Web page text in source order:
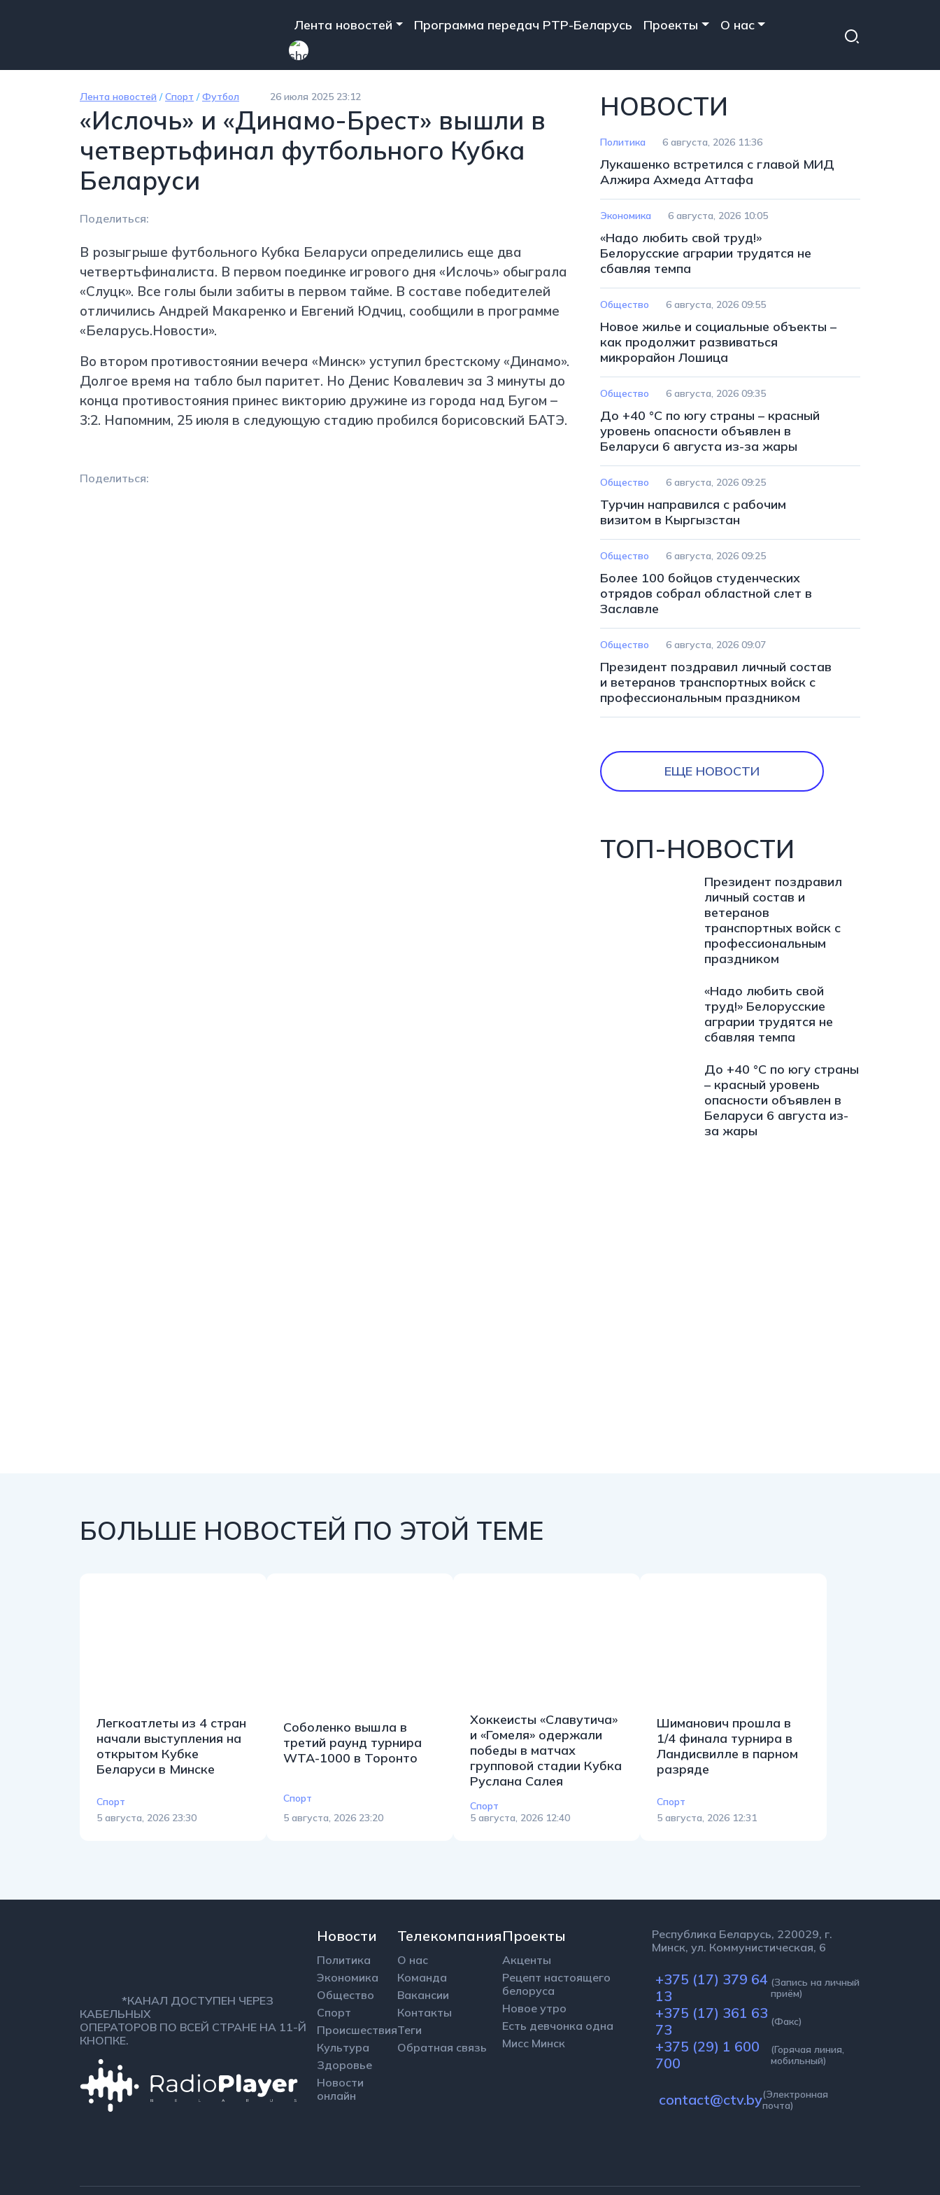
Main navigation
Лента новостей Программа передач РТР-Беларусь Проекты О нас
Лента новостей /Спорт /Футбол 26 июля 2025 23:12
«Ислочь» и «Динамо-Брест» вышли в
четвертьфинал футбольного Кубка
Беларуси
Поделиться:
В розыгрыше футбольного Кубка Беларуси определились еще два
четвертьфиналиста. В первом поединке игрового дня «Ислочь» обыграла
«Слуцк». Все голы были забиты в первом тайме. В составе победителей
отличились Андрей Макаренко и Евгений Юдчиц, сообщили в программе
«Беларусь.Новости».
Во втором противостоянии вечера «Минск» уступил брестскому «Динамо».
Долгое время на табло был паритет. Но Денис Ковалевич за 3 минуты до
конца противостояния принес викторию дружине из города над Бугом –
3:2. Напомним, 25 июля в следующую стадию пробился борисовский БАТЭ.
Поделиться:
НОВОСТИ
Политика 6 августа, 2026 11:36
Лукашенко встретился с главой МИД
Алжира Ахмеда Аттафа
Экономика 6 августа, 2026 10:05
«Надо любить свой труд!»
Белорусские аграрии трудятся не
сбавляя темпа
Общество 6 августа, 2026 09:55
Новое жилье и социальные объекты –
как продолжит развиваться
микрорайон Лошица
Общество 6 августа, 2026 09:35
До +40 °С по югу страны – красный
уровень опасности объявлен в
Беларуси 6 августа из-за жары
Общество 6 августа, 2026 09:25
Турчин направился с рабочим
визитом в Кыргызстан
Общество 6 августа, 2026 09:25
Более 100 бойцов студенческих
отрядов собрал областной слет в
Заславле
Общество 6 августа, 2026 09:07
Президент поздравил личный состав
и ветеранов транспортных войск с
профессиональным праздником
ЕЩЕ НОВОСТИ
ТОП-НОВОСТИ
Президент поздравил
личный состав и
ветеранов
транспортных войск с
профессиональным
праздником
«Надо любить свой
труд!» Белорусские
аграрии трудятся не
сбавляя темпа
До +40 °С по югу страны
– красный уровень
опасности объявлен в
Беларуси 6 августа из-
за жары
БОЛЬШЕ НОВОСТЕЙ ПО ЭТОЙ ТЕМЕ
Легкоатлеты из 4 стран
начали выступления на
открытом Кубке
Беларуси в Минске
Спорт
5 августа, 2026 23:30
Соболенко вышла в
третий раунд турнира
WTA-1000 в Торонто
Спорт
5 августа, 2026 23:20
Хоккеисты «Славутича»
и «Гомеля» одержали
победы в матчах
групповой стадии Кубка
Руслана Салея
Спорт
5 августа, 2026 12:40
Шиманович прошла в
1/4 финала турнира в
Ландисвилле в парном
разряде
Спорт
5 августа, 2026 12:31
*КАНАЛ ДОСТУПЕН ЧЕРЕЗ
КАБЕЛЬНЫХ
ОПЕРАТОРОВ ПО ВСЕЙ СТРАНЕ НА 11-Й
КНОПКЕ.
Новости
Политика
Экономика
Общество
Спорт
Происшествия
Культура
Здоровье
Новости
онлайн
Телекомпания
О нас
Команда
Вакансии
Контакты
Теги
Обратная связь
Проекты
Акценты
Рецепт настоящего
белоруса
Новое утро
Есть девчонка одна
Мисс Минск
Республика Беларусь, 220029, г.
Минск, ул. Коммунистическая, 6
+375 (17) 379 64
13
(Запись на личный
приём)
+375 (17) 361 63
73
(Факс)
+375 (29) 1 600
700
(Горячая линия,
мобильный)
contact@ctv.by(Электронная
почта)